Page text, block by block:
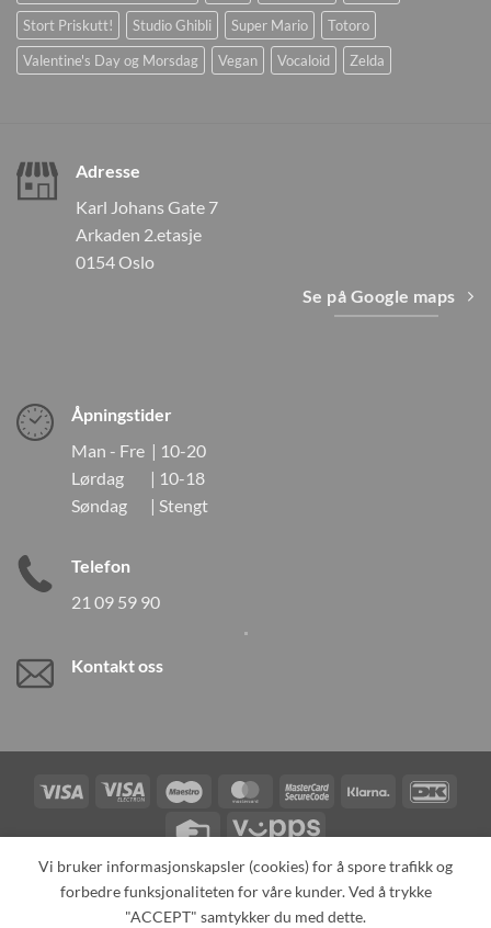
Stort Priskutt!
Studio Ghibli Super Mario
Totoro
Valentine's Day og Morsdag
Vegan Vocaloid Zelda
Adresse
Karl Johans Gate 7
Arkaden 2.etasje
0154 Oslo
Se på Google maps
Åpningstider
Man - Fre | 10-20
Lørdag | 10-18
Søndag | Stengt
Telefon
21 09 59 90
Kontakt oss
Visa
Visa
Maestro MasterCardMasterCardKlarna
Credit
Vipps
TILBAKEKALLINGER KONTAKT OSS
OM OSS
SPESIALBESTILLING
MIN KONTO ALL PRODUCTS
Vi bruker informasjonskapsler (cookies) for å spore trafikk og
forbedre funksjonaliteten for våre kunder. Ved å trykke
"ACCEPT" samtykker du med dette.